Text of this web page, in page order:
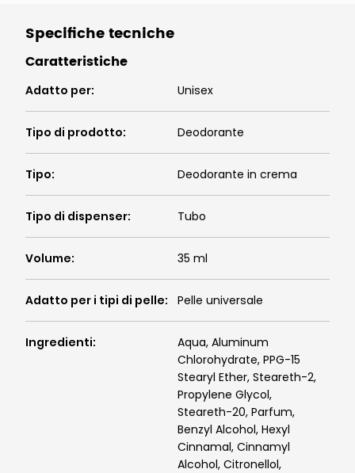
Specifiche tecniche
Caratteristiche
Adatto per: Unisex
Tipo di prodotto: Deodorante
Tipo: Deodorante in crema
Tipo di dispenser: Tubo
Volume: 35 ml
Adatto per i tipi di pelle: Pelle universale
Ingredienti:
Aqua, Aluminum
Chlorohydrate, PPG-15
Stearyl Ether, Steareth-2,
Propylene Glycol,
Steareth-20, Parfum,
Benzyl Alcohol, Hexyl
Cinnamal, Cinnamyl
Alcohol, Citronellol,